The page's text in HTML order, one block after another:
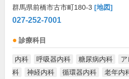
群馬県前橋市古市町180-3 [地図]
027-252-7001
診療科目
内科 呼吸器内科 糖尿病内科
科
神経内科 循環器内科 老年内